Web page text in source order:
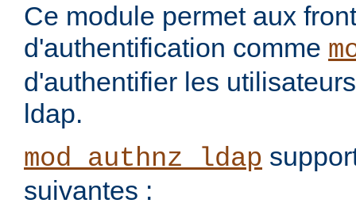
Ce module permet aux
d'authentification comme
d'authentifier les
ldap.
mod_authnz_ldap
suivantes :